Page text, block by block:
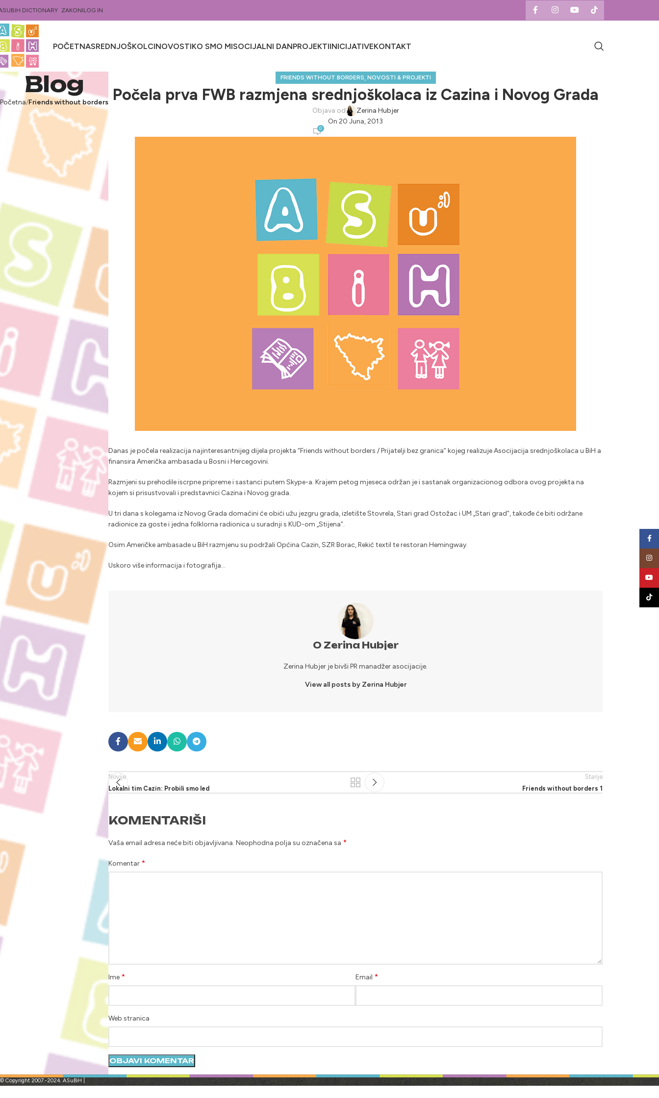
DICTIONARY ZAKONILOG IN
POČETNASREDNJOŠKOLCINOVOSTIKO SMO MISOCIJALNI DANPROJEKTIINICIJATIVEKONTAKT
Blog
Početna Friends without borders
FRIENDS WITHOUT BORDERS, NOVOSTI & PROJEKTI
Počela prva FWB razmjena srednjoškolaca iz Cazina i Novog Grada
Objava od
Zerina Hubjer
On 20 Juna, 2013
0
Danas je počela realizacija najinteresantnijeg dijela projekta “Friends without borders / Prijatelji bez granica” kojeg realizuje Asocijacija srednjoškolaca u BiH a
finansira Američka ambasada u Bosni i Hercegovini.
Razmjeni su prehodile iscrpne pripreme i sastanci putem Skype-a. Krajem petog mjeseca održan je i sastanak organizacionog odbora ovog projekta na
kojem si prisustvovali i predstavnici Cazina i Novog grada.
U tri dana s kolegama iz Novog Grada domaćini će obići užu jezgru grada, izletište Stovrela, Stari grad Ostožac i UM „Stari grad“, takođe će biti održane
radionice za goste i jedna folklorna radionica u suradnji s KUD-om „Stijena“.
Osim Američke ambasade u BiH razmjenu su podržali Općina Cazin, SZR Borac, Rekić textil te restoran Hemingway.
Uskoro više informacija i fotografija…
O Zerina Hubjer
Zerina Hubjer je bivši PR manadžer asocijacije.
View all posts by Zerina Hubjer
Novije
Lokalni tim Cazin: Probili smo led
Starije
Friends without borders 1
KOMENTARIŠI
Vaša email adresa neće biti objavljivana. Neophodna polja su označena sa *
Komentar *
Ime * Email *
Web stranica
© Copyright 2007.-2024. ASuBiH |